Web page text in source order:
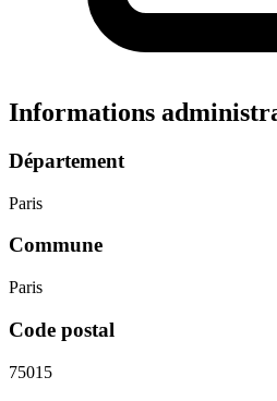
Informations
Département
Paris
Commune
Paris
Code postal
75015